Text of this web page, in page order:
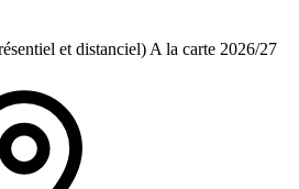
et distanciel) A la carte 2026/27